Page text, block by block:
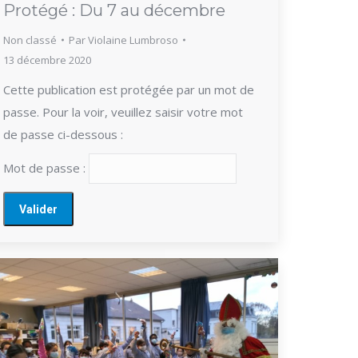
Protégé : Du 7 au décembre
Non classé ParViolaine Lumbroso
13 décembre 2020
Cette publication est protégée par un mot de
passe. Pour la voir, veuillez saisir votre mot
de passe ci-dessous :
Mot de passe :